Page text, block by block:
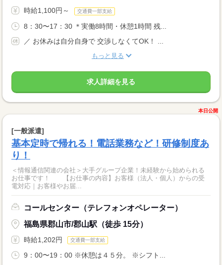
時給1,100円～ 交通費一部支給
8：30〜17：30 ＊実働8時間・休憩1時間 残...
／ お休みは自分自身で 交渉しなくてOK！ ...
もっと見る
求人詳細を見る
本日公開
[一般派遣]
基本定時で帰れる！電話業務など！研修制度あ
り！
＜情報通信関連の会社＞大手グループ企業！未経験から始められる
お仕事です！ 【お仕事の内容】お客様（法人・個人）からの受
電対応｜お客様やお届...
コールセンター（テレフォンオペレーター）
福島県郡山市/郡山駅（徒歩 15分）
時給1,202円 交通費一部支給
9：00〜19：00 ※休憩は４５分。 ※シフト...